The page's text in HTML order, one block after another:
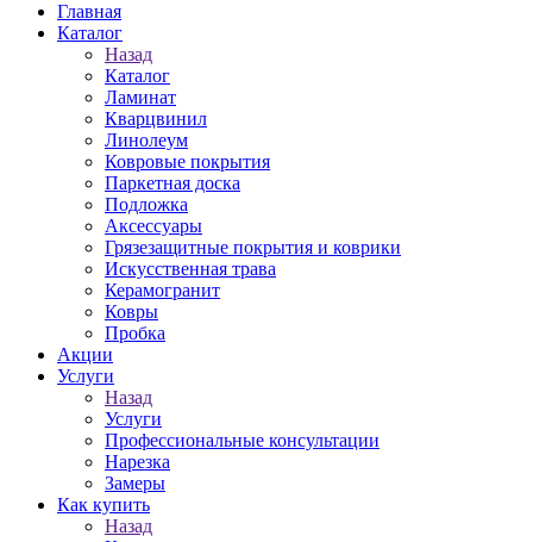
Главная
Каталог
Назад
Каталог
Ламинат
Кварцвинил
Линолеум
Ковровые покрытия
Паркетная доска
Подложка
Аксессуары
Грязезащитные покрытия и коврики
Искусственная трава
Керамогранит
Ковры
Пробка
Акции
Услуги
Назад
Услуги
Профессиональные консультации
Нарезка
Замеры
Как купить
Назад